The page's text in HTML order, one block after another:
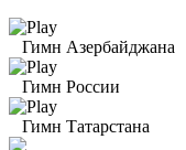
Гимн Азербайджана
Гимн России
Гимн Татарстана